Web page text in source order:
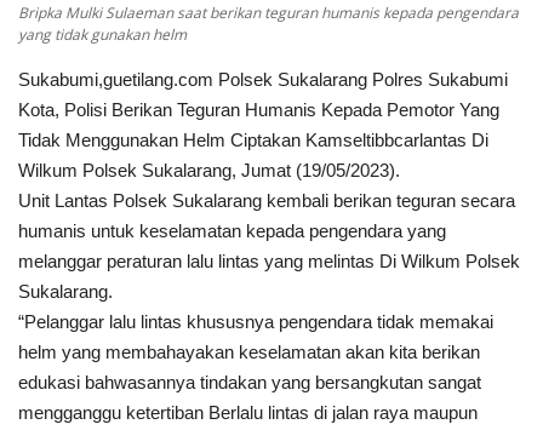
Pendidikan
Informasi Journalism
Olahraga
Kesehatan
Layanan Publik
Perempuan/Anak
Bripka Mulki Sulaeman saat berikan teguran humanis kepada pengendara
yang tidak gunakan helm
Sukabumi,guetilang.com Polsek Sukalarang Polres Sukabumi
Kota, Polisi Berikan Teguran Humanis Kepada Pemotor Yang
Tidak Menggunakan Helm Ciptakan Kamseltibbcarlantas Di
Wilkum Polsek Sukalarang, Jumat (19/05/2023).
Unit Lantas Polsek Sukalarang kembali berikan teguran secara
humanis untuk keselamatan kepada pengendara yang
melanggar peraturan lalu lintas yang melintas Di Wilkum Polsek
Sukalarang.
“Pelanggar lalu lintas khususnya pengendara tidak memakai
helm yang membahayakan keselamatan akan kita berikan
edukasi bahwasannya tindakan yang bersangkutan sangat
mengganggu ketertiban Berlalu lintas di jalan raya maupun